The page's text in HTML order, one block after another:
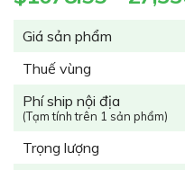
Giá sản phẩm
Thuế vùng
Phí ship nội địa
(Tạm tính trên 1 sản phẩm)
Trọng lượng